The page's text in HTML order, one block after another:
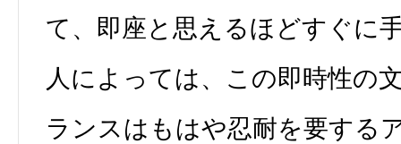
て、即座と思えるほどすぐに
人によっては、この即時性の
ランスはもはや忍耐を要する